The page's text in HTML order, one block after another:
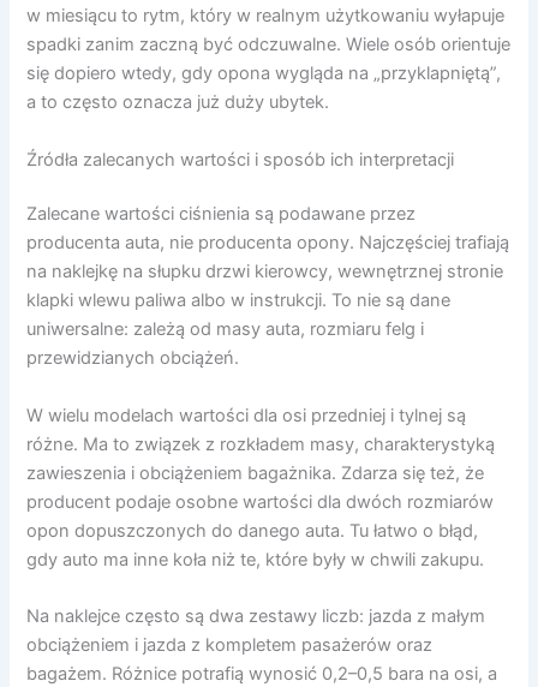
w miesiącu to rytm, który w realnym użytkowaniu wyłapuje
spadki zanim zaczną być odczuwalne. Wiele osób orientuje
się dopiero wtedy, gdy opona wygląda na „przyklapniętą”,
a to często oznacza już duży ubytek.
Źródła zalecanych wartości i sposób ich interpretacji
Zalecane wartości ciśnienia są podawane przez
producenta auta, nie producenta opony. Najczęściej trafiają
na naklejkę na słupku drzwi kierowcy, wewnętrznej stronie
klapki wlewu paliwa albo w instrukcji. To nie są dane
uniwersalne: zależą od masy auta, rozmiaru felg i
przewidzianych obciążeń.
W wielu modelach wartości dla osi przedniej i tylnej są
różne. Ma to związek z rozkładem masy, charakterystyką
zawieszenia i obciążeniem bagażnika. Zdarza się też, że
producent podaje osobne wartości dla dwóch rozmiarów
opon dopuszczonych do danego auta. Tu łatwo o błąd,
gdy auto ma inne koła niż te, które były w chwili zakupu.
Na naklejce często są dwa zestawy liczb: jazda z małym
obciążeniem i jazda z kompletem pasażerów oraz
bagażem. Różnice potrafią wynosić 0,2–0,5 bara na osi, a